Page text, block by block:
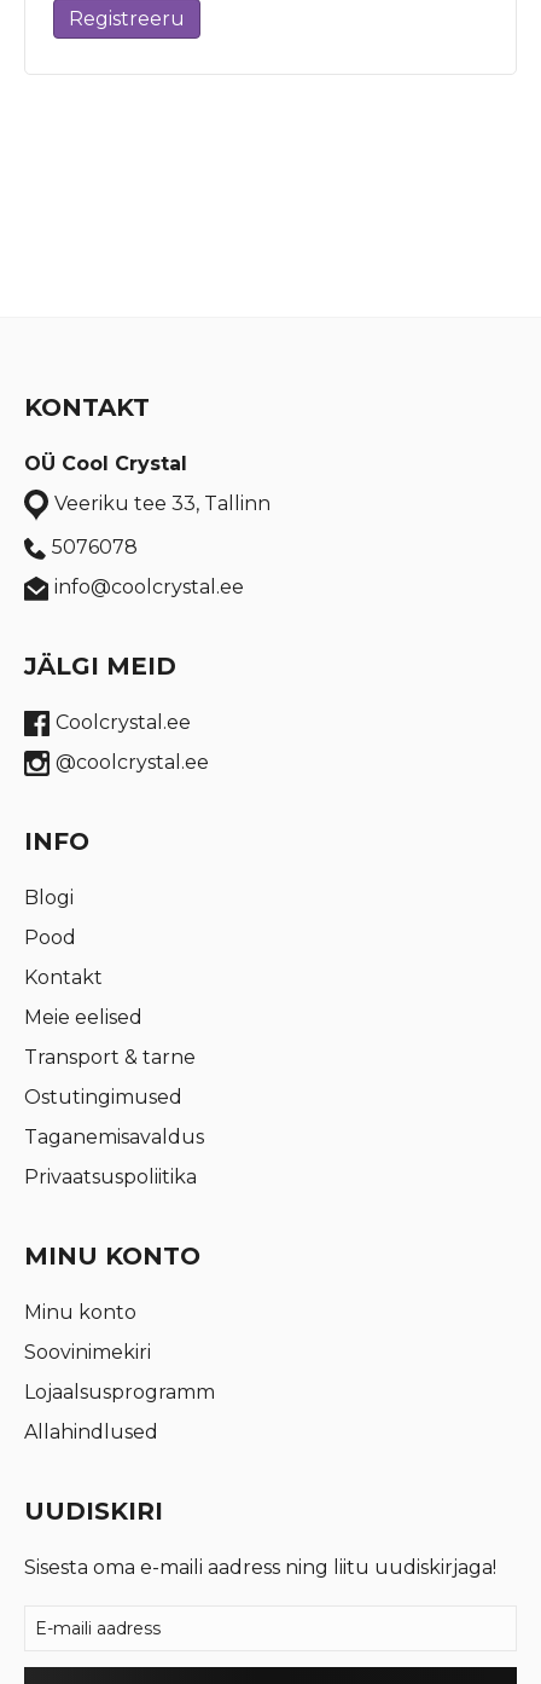
Registreeru
KONTAKT
OÜ Cool Crystal
Veeriku tee 33, Tallinn
5076078
info@coolcrystal.ee
JÄLGI MEID
Coolcrystal.ee
@coolcrystal.ee
INFO
Blogi
Pood
Kontakt
Meie eelised
Transport & tarne
Ostutingimused
Taganemisavaldus
Privaatsuspoliitika
MINU KONTO
Minu konto
Soovinimekiri
Lojaalsusprogramm
Allahindlused
UUDISKIRI
Sisesta oma e-maili aadress ning liitu uudiskirjaga!